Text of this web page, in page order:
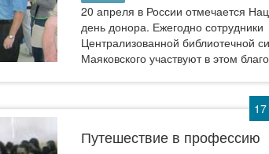
20 апреля в России отмечается
день донора. Ежегодно сотрудники
Централизованной библиотечной
Маяковского участвуют в этом
Путешествие в профессию